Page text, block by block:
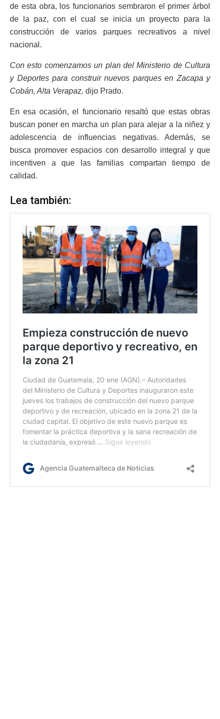
de esta obra, los funcionarios sembraron el primer árbol
de la paz, con el cual se inicia un proyecto para la
construcción de varios parques recreativos a nivel
nacional.
Con esto comenzamos un plan del Ministerio de Cultura
y Deportes para construir nuevos parques en Zacapa y
Cobán, Alta Verapaz, dijo Prado.
En esa ocasión, el funcionario resaltó que estas obras
buscan poner en marcha un plan para alejar a la niñez y
adolescencia de influencias negativas. Además, se
busca promover espacios con desarrollo integral y que
incentiven a que las familias compartan tiempo de
calidad.
Lea también: